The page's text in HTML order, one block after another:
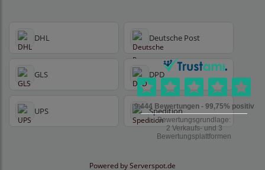
DHL Deutsche Post
GLS DPD
UPS Spedition
Powered byServerspot.de